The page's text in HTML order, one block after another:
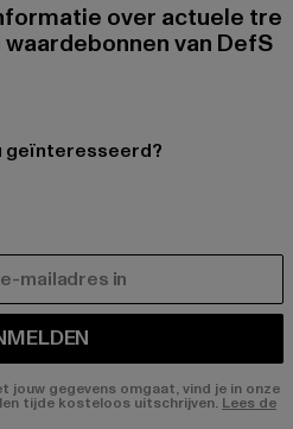
over actuele tre
van DefS
geïnteresseerd?
gegevens omgaat, vind je in onze
tijde kosteloos uitschrijven. Lees de